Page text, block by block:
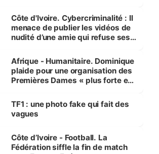
des Transports
Côte d'Ivoire. Cybercriminalité : Il
menace de publier les vidéos de
nudité d’une amie qui refuse ses
Afrique - Humanitaire. Dominique
plaide pour une organisation des
Premières Dames « plus forte et
sur la scène internationale »
TF1 : une photo fake qui fait des
vagues
Côte d’Ivoire - Football. La
Fédération siffle la fin de match